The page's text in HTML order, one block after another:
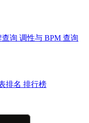
查询 调性与 BPM 查询
排名 排行榜